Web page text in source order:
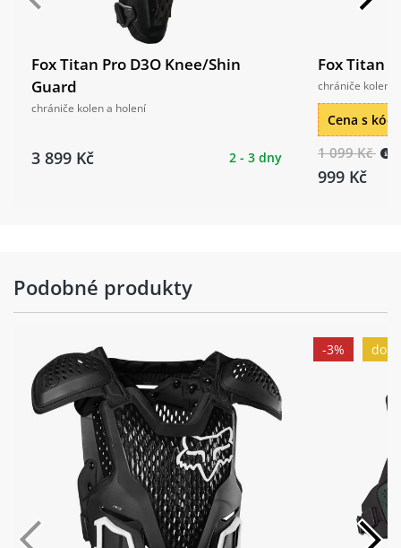
Fox Titan Pro D3O Knee/Shin
Guard
chrániče kolen a holení
3 899 Kč 2 - 3 dny
Fox Titan
chrániče kolen
Cena s
1 099 Kč
999 Kč
Podobné produkty
-3%